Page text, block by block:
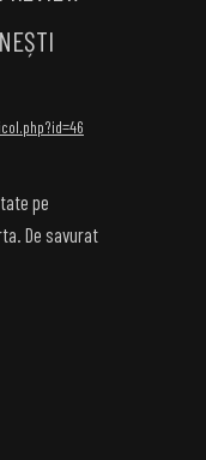
pe
De savurat